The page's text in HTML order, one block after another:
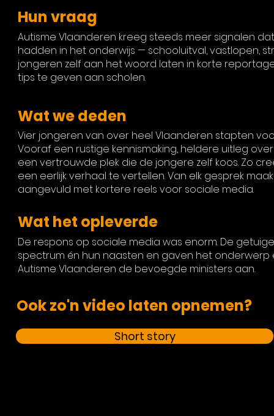
Hun vraag
Autisme Vlaanderen kreeg steeds meer signalen
hadden in het onderwijs — schooluitval, vastlopen,
jongeren zelf aan het woord laten in korte
tips te geven aan scholen.
Wat we deden
Vier jongeren van over heel Vlaanderen stapten
Vooraf een rustige kennismaking, heldere uitleg
een vertrouwde plek die de jongere zelf koos. Zo
een eerlijk verhaal te vertellen. Van elk gesprek
aangevuld met kortere reels voor sociale media.
Wat het opleverde
De respons op sociale media was enorm. De
spectrum én hun naasten en gaven het
Autisme Vlaanderen de bevoegde ministers aan.
Ook zo'n video laten opnemen?
Short story